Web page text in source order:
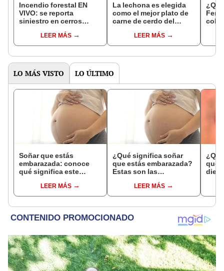
Incendio forestal EN
VIVO: se reporta
siniestro en cerros
LEER MÁS
La lechona es elegida
como el mejor plato de
carne de cerdo del
ganó?LEER MÁS
LO MÁS VISTO LO ÚLTIMO
Soñar que estás
embarazada: conoce
qué significa este
LEER MÁS
¿Qué significa soñar
que estás embarazada?
Estas son las
comunesLEER MÁS
que